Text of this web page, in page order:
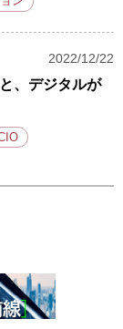
2022/12/22
、デジタルが